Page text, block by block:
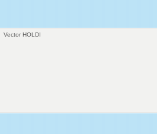
Vector HOLDI